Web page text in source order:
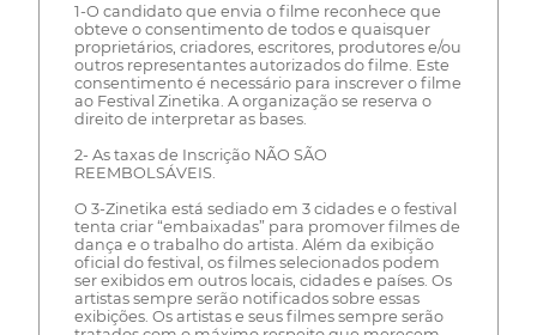
1-O candidato que envia o filme reconhece que
obteve o consentimento de todos e quaisquer
proprietários, criadores, escritores, produtores e/ou
outros representantes autorizados do filme. Este
consentimento é necessário para inscrever o filme
ao Festival Zinetika. A organização se reserva o
direito de interpretar as bases.
2- As taxas de Inscrição NÃO SÃO
REEMBOLSÁVEIS.
O 3-Zinetika está sediado em 3 cidades e o festival
tenta criar “embaixadas” para promover filmes de
dança e o trabalho do artista. Além da exibição
oficial do festival, os filmes selecionados podem
ser exibidos em outros locais, cidades e países. Os
artistas sempre serão notificados sobre essas
exibições. Os artistas e seus filmes sempre serão